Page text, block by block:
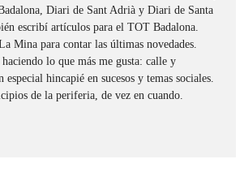
Diari de Sant Adrià y Diari de Santa
escribí artículos para el TOT Badalona.
Mina para contar las últimas novedades.
lo que más me gusta: calle y
hincapié en sucesos y temas sociales.
de la periferia, de vez en cuando.